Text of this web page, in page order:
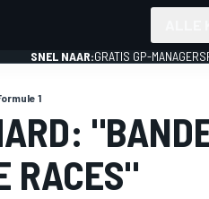
SNEL NAAR:GRATIS GP-
1
RACES"